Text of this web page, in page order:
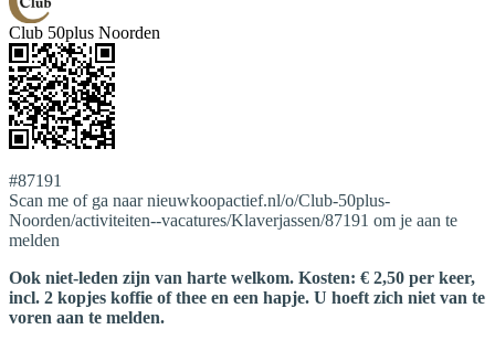
Club 50plus Noorden
#87191
Scan me of ga naar nieuwkoopactief.nl/o/Club-50plus-
Noorden/activiteiten--vacatures/Klaverjassen/87191 om je aan te
melden
Ook niet-leden zijn van harte welkom. Kosten: € 2,50 per keer,
incl. 2 kopjes koffie of thee en een hapje. U hoeft zich niet van te
voren aan te melden.